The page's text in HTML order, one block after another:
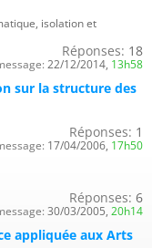
isolation et
Réponses: 18
22/12/2014, 13h58
sur la structure des
Réponses: 1
17/04/2006, 17h50
Réponses: 6
30/03/2005, 20h14
appliquée aux Arts